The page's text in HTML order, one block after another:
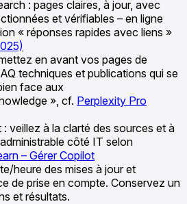
: pages claires, à jour, avec
et vérifiables – en ligne
« réponses rapides avec liens »
en avant vos pages de
techniques et publications qui se
face aux
», cf. Perplexity Pro
veillez à la clarté des sources et à
côté IT selon
– Gérer Copilot
heure des mises à jour et
de prise en compte. Conservez un
et résultats.